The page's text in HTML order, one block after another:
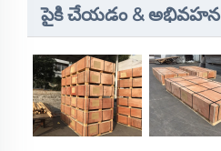
పైకి చేయడం & అభివహన